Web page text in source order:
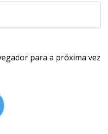
para a próxima vez